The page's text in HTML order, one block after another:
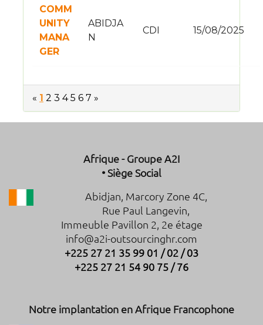
COMM
UNITY
MANA
GER
ABIDJA
N
CDI 15/08/2025
« 1 2 3 4 5 6 7 »
Afrique - Groupe A2I
• Siège Social
Abidjan, Marcory Zone 4C,
Rue Paul Langevin,
Immeuble Pavillon 2, 2e étage
info@a2i-outsourcinghr.com
+225 27 21 35 99 01 / 02 / 03
+225 27 21 54 90 75 / 76
Notre implantation en Afrique Francophone